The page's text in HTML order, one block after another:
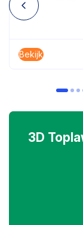
Bekijk
3D